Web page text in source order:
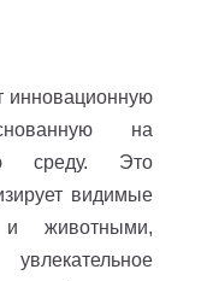
инновационную
на
среду. Это
видимые
животными,